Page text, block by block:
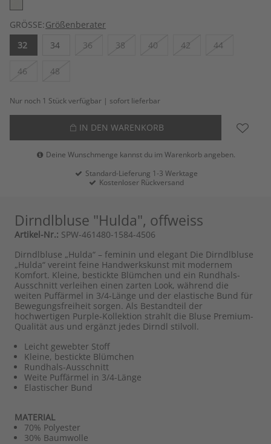
GRÖSSE:Größenberater
32
34 36 38 40 42 44
46 48
Nur noch 1 Stück verfügbar | sofort lieferbar
IN DEN WARENKORB
Deine Wunschmenge kannst du im Warenkorb angeben.
Standard-Lieferung 1-3 Werktage
Kostenloser Rückversand
Dirndlbluse "Hulda", offweiss
Artikel-Nr.: SPW-461480-1584-4506
Dirndlbluse „Hulda“ – feminin und elegant Die Dirndlbluse
„Hulda“ vereint feine Handwerkskunst mit modernem
Komfort. Kleine, bestickte Blümchen und ein Rundhals-
Ausschnitt verleihen einen zarten Look, während die
weiten Puffärmel in 3/4-Länge und der elastische Bund für
Bewegungsfreiheit sorgen. Als Bestandteil der
hochwertigen Purple-Kollektion strahlt die Bluse Premium-
Qualität aus und ergänzt jedes Dirndl stilvoll.
Leicht gewebter Stoff
Kleine, bestickte Blümchen
Rundhals-Ausschnitt
Weite Puffärmel in 3/4-Länge
Elastischer Bund
MATERIAL
70% Polyester
30% Baumwolle